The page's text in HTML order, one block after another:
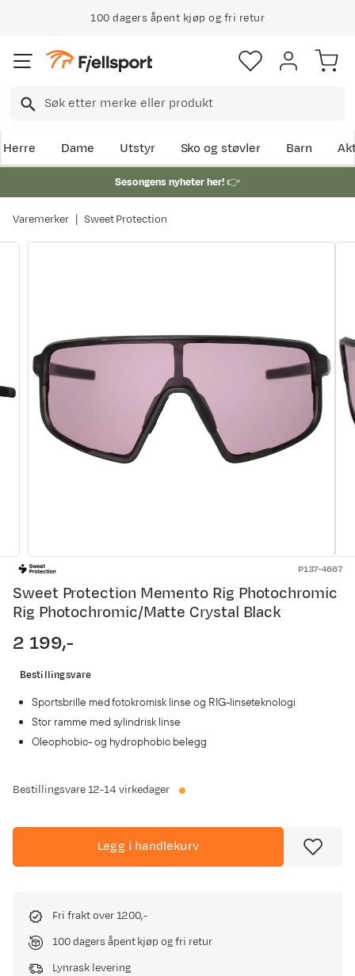
100 dagers åpent kjøp og fri retur
Herre Dame Utstyr Sko og støvler Barn
Sesongens nyheter her!👉
Varemerker Sweet Protection
P137-4667
Sweet Protection Memento Rig Photochromic
Rig Photochromic/Matte Crystal Black
price
2 199,-
Bestillingsvare
Sportsbrille med fotokromisk linse og RIG-linseteknologi
Stor ramme med sylindrisk linse
Oleophobic- og hydrophobic belegg
Bestillingsvare 12-14 virkedager
Legg i handlekurv
Fri frakt over 1200,-
100 dagers åpent kjøp og fri retur
Lynrask levering